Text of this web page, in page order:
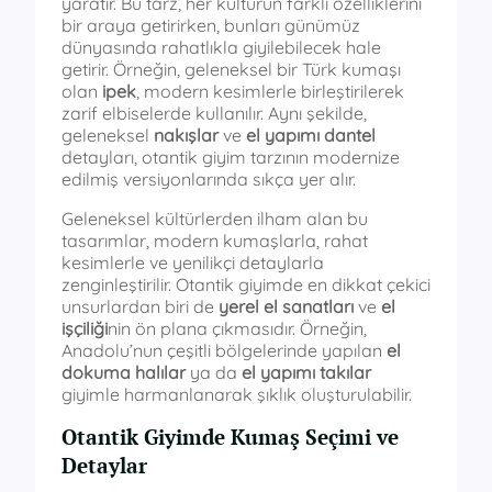
bir araya getirirken, bunları günümüz
dünyasında rahatlıkla giyilebilecek hale
getirir. Örneğin, geleneksel bir Türk kumaşı
olan ipek , modern kesimlerle birleştirilerek
zarif elbiselerde kullanılır. Aynı şekilde,
geleneksel nakışlarve el yapımı dantel
detayları, otantik giyim tarzının modernize
edilmiş versiyonlarında sıkça yer alır.
Geleneksel kültürlerden ilham alan bu
tasarımlar, modern kumaşlarla, rahat
kesimlerle ve yenilikçi detaylarla
zenginleştirilir. Otantik giyimde en dikkat çekici
unsurlardan biri de yerel el sanatları ve el
işçiliğinin ön plana çıkmasıdır. Örneğin,
Anadolu’nun çeşitli bölgelerinde yapılan el
dokuma halılarya da el yapımı takılar
giyimle harmanlanarak şıklık oluşturulabilir.
Otantik Giyimde Kumaş Seçimi ve
Detaylar